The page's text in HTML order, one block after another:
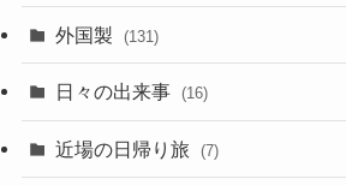
外国製 (131)
日々の出来事 (16)
近場の日帰り旅 (7)